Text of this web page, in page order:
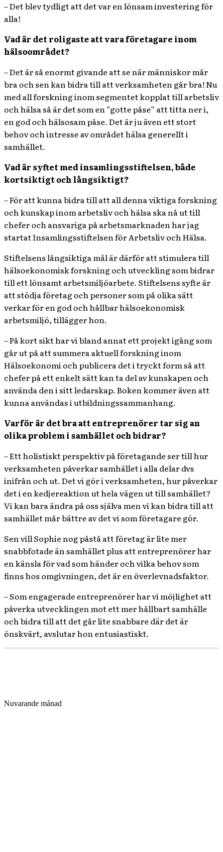
– Det blev tydligt att det var en lönsam investering för
alla!
Vad är det roligaste att vara företagare inom
hälsoområdet?
– Det är så enormt givande att se när människor mår
bra och sen kan bidra till att verksamheten går bra! Nu
med all forskning inom segmentet kopplat till arbetsliv
och hälsa så är det som en ”gotte påse” att titta ner i,
en god och hälsosam påse. Det är ju även ett stort
behov och intresse av området hälsa generellt i
samhället.
Vad är syftet med insamlingsstiftelsen, både
kortsiktigt och långsiktigt?
– För att kunna bidra till att all denna viktiga forskning
och kunskap inom arbetsliv och hälsa ska nå ut till
chefer och ansvariga på arbetsmarknaden har jag
startat Insamlingsstiftelsen för Arbetsliv och Hälsa.
Stiftelsens långsiktiga mål är därför att stimulera till
hälsoekonomisk forskning och utveckling som bidrar
till ett lönsamt arbetsmiljöarbete. Stiftelsens syfte är
att stödja företag och personer som på olika sätt
verkar för en god och hållbar hälsoekonomisk
arbetsmiljö, tillägger hon.
– På kort sikt har vi bland annat ett projekt igång som
går ut på att summera aktuell forskning inom
Hälsoekonomi och publicera det i tryckt form så att
chefer på ett enkelt sätt kan ta del av kunskapen och
använda den i sitt ledarskap. Boken kommer även att
kunna användas i utbildningssammanhang.
Varför är det bra att entreprenörer tar sig an
olika problem i samhället och bidrar?
– Ett holistiskt perspektiv på företagande ser till hur
verksamheten påverkar samhället i alla delar dvs
inifrån och ut. Det vi gör i verksamheten, hur påverkar
det i en kedjereaktion ut hela vägen ut till samhället?
Vi kan bara ändra på oss själva men vi kan bidra till att
samhället mår bättre av det vi som företagare gör.
Sen vill Sophie nog påstå att företag är lite mer
snabbfotade än samhället plus att entreprenörer har
en känsla för vad som händer och vilka behov som
finns hos omgivningen, det är en överlevnadsfaktor.
– Som engagerade entreprenörer har vi möjlighet att
påverka utvecklingen mot ett mer hållbart samhälle
och bidra till att det går lite snabbare där det är
önskvärt, avslutar hon entusiastiskt.
Nuvarande månad